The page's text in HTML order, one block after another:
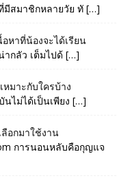
มีสมาชิกหลายวัย ทั […]
หาที่น้องจะได้เรียน
กลัว เต็มไปด้ […]
มาะกับใครบ้าง
ไม่ได้เป็นเพียง […]
อกมาใช้งาน
การนอนหลับคือกุญแจ